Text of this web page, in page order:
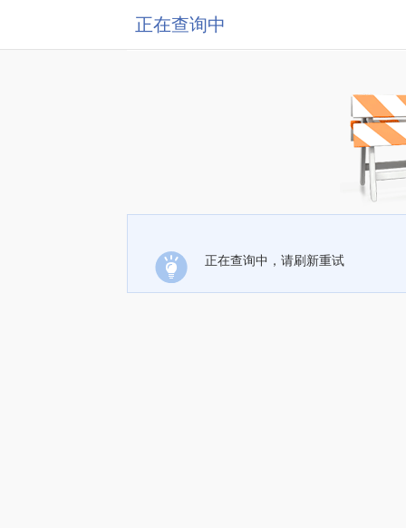
正在查询中
正在查询中，请刷新重试